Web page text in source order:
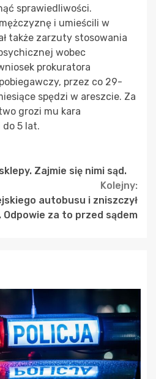
sprawiedliwości.
i umieścili w
także zarzuty stosowania
wobec
prokuratora
przez co 29-
spędzi w areszcie. Za
grozi mu kara
do 5 lat.
Zajmie się nimi sąd.
Kolejny:
autobusu i zniszczył
Odpowie za to przed sądem